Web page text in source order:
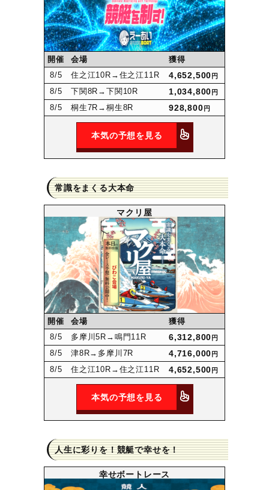
開催 会場
獲得
8/5 住之江10R →住之江11R 4,652,500 円
8/5 下関8R →下関10R 1,034,800 円
8/5 桐生7R →桐生8R 928,800 円
本気の予想を見る
常識をまくる大本命
マクリ屋
開催 会場
獲得
8/5 多摩川5R →鳴門11R 6,312,800 円
8/5 津8R→多摩川7R 4,716,000 円
8/5 住之江10R →住之江11R 4,652,500 円
本気の予想を見る
人生に彩りを！競艇で幸せを！
幸せボートレース